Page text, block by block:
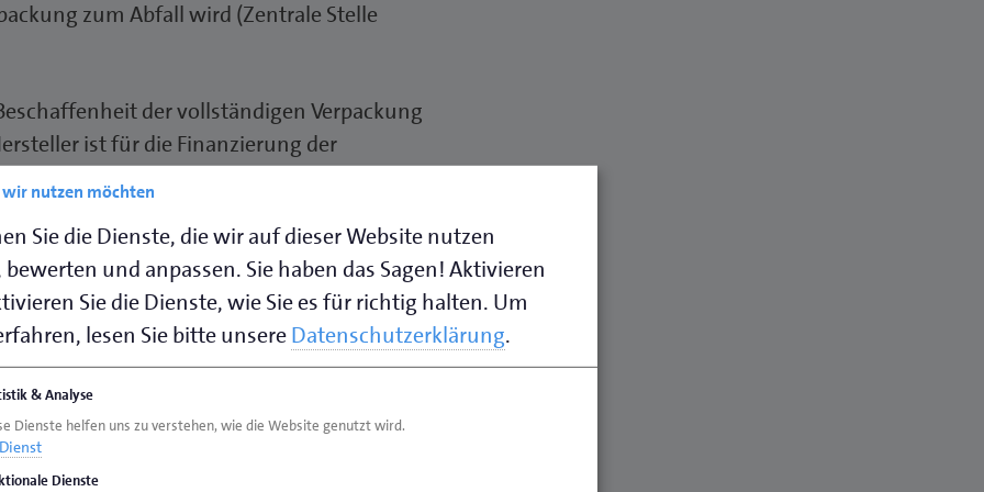
zum Abfall wird (Zentrale Stelle
der vollständigen Verpackung
ist für die Finanzierung der
Erfüllung der erweiterten
Stelle Verpackungsregister, o. J. b).
PPWR jede natürliche oder juristische
Produkt selbst herstellt oder unter
oder herstellen lässt. In der EU gibt
Verpackungsregister, o. J. b).
nutzen möchten
Sie die Dienste, die wir auf dieser Website nutzen
und anpassen. Sie haben das Sagen! Aktivieren
Sie die Dienste, wie Sie es für richtig halten. Um
lesen Sie bitte unsereDatenschutzerklärung.
& Analyse
Dienste helfen uns zu verstehen, wie die Website genutzt wird.
Dienst
Dienste